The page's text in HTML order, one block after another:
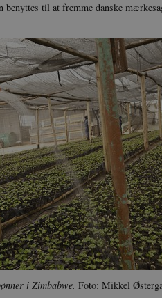
benyttes til at fremme danske
i Zimbabwe. Foto: Mikkel
vuid
CloudFront-
Region
CloudFront-
Policy
_ga_7J1SYH77RJ
_ga
Google
CloudFront-
Created-At
_gat_UA-
8822943-1